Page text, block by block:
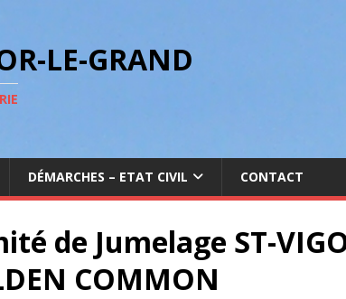
LE-GRAND
DÉMARCHES – ETAT CIVIL CONTACT
de Jumelage ST-
COMMON